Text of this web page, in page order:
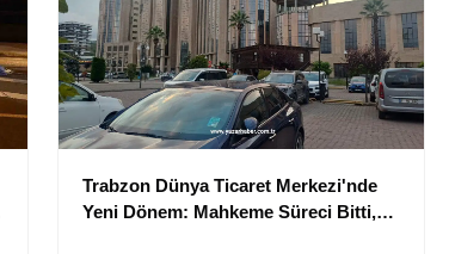
Trabzon Dünya Ticaret Merkezi'nde
Yeni Dönem: Mahkeme Süreci Bitti,